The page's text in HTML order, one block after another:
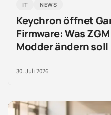
IT
NEWS
Keychron öffnet
Firmware: Was
Modder ändern soll
30. Juli 2026